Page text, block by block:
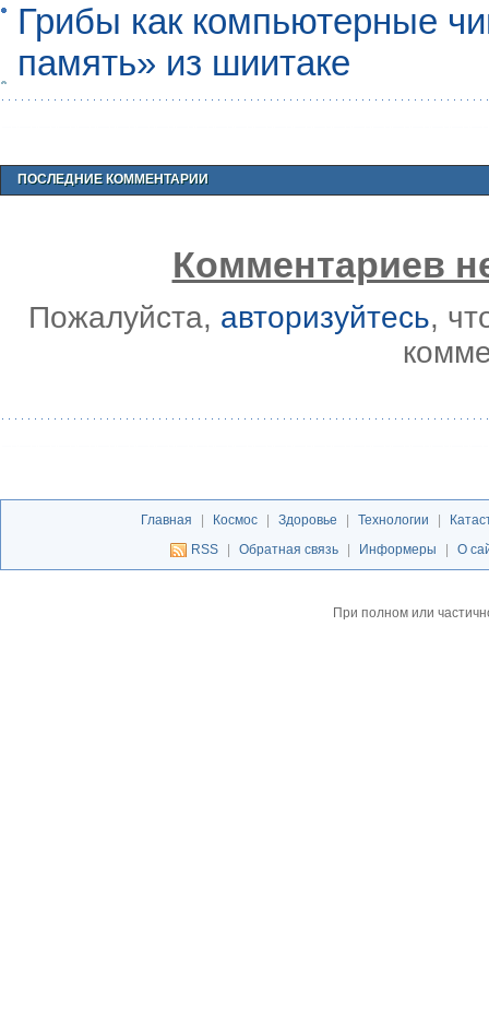
Грибы как компьютерные
память» из шиитаке
ПОСЛЕДНИЕ КОММЕНТАРИИ
Комментариев
Пожалуйста, авторизуйтесь,
Главная | Космос | Здоровье | Технологии |
RSS
| Обратная связь | Информеры | О
При полном или